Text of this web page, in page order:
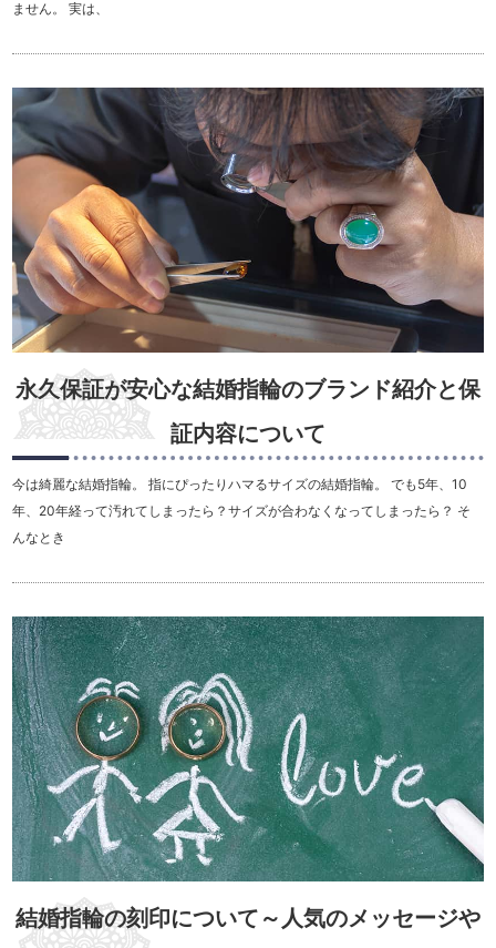
ません。 実は、
永久保証が安心な結婚指輪のブランド紹介と保
証内容について
今は綺麗な結婚指輪。 指にぴったりハマるサイズの結婚指輪。 でも5年、10
年、20年経って汚れてしまったら？サイズが合わなくなってしまったら？ そ
んなとき
結婚指輪の刻印について～人気のメッセージや